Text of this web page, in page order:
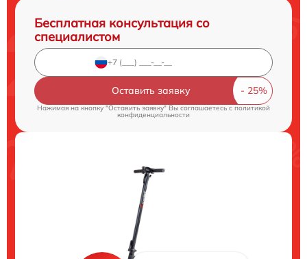
Бесплатная консультация со
специалистом
Оставить заявку
Нажимая на кнопку "Оставить заявку" Вы соглашаетесь cполитикой
конфиденциальности